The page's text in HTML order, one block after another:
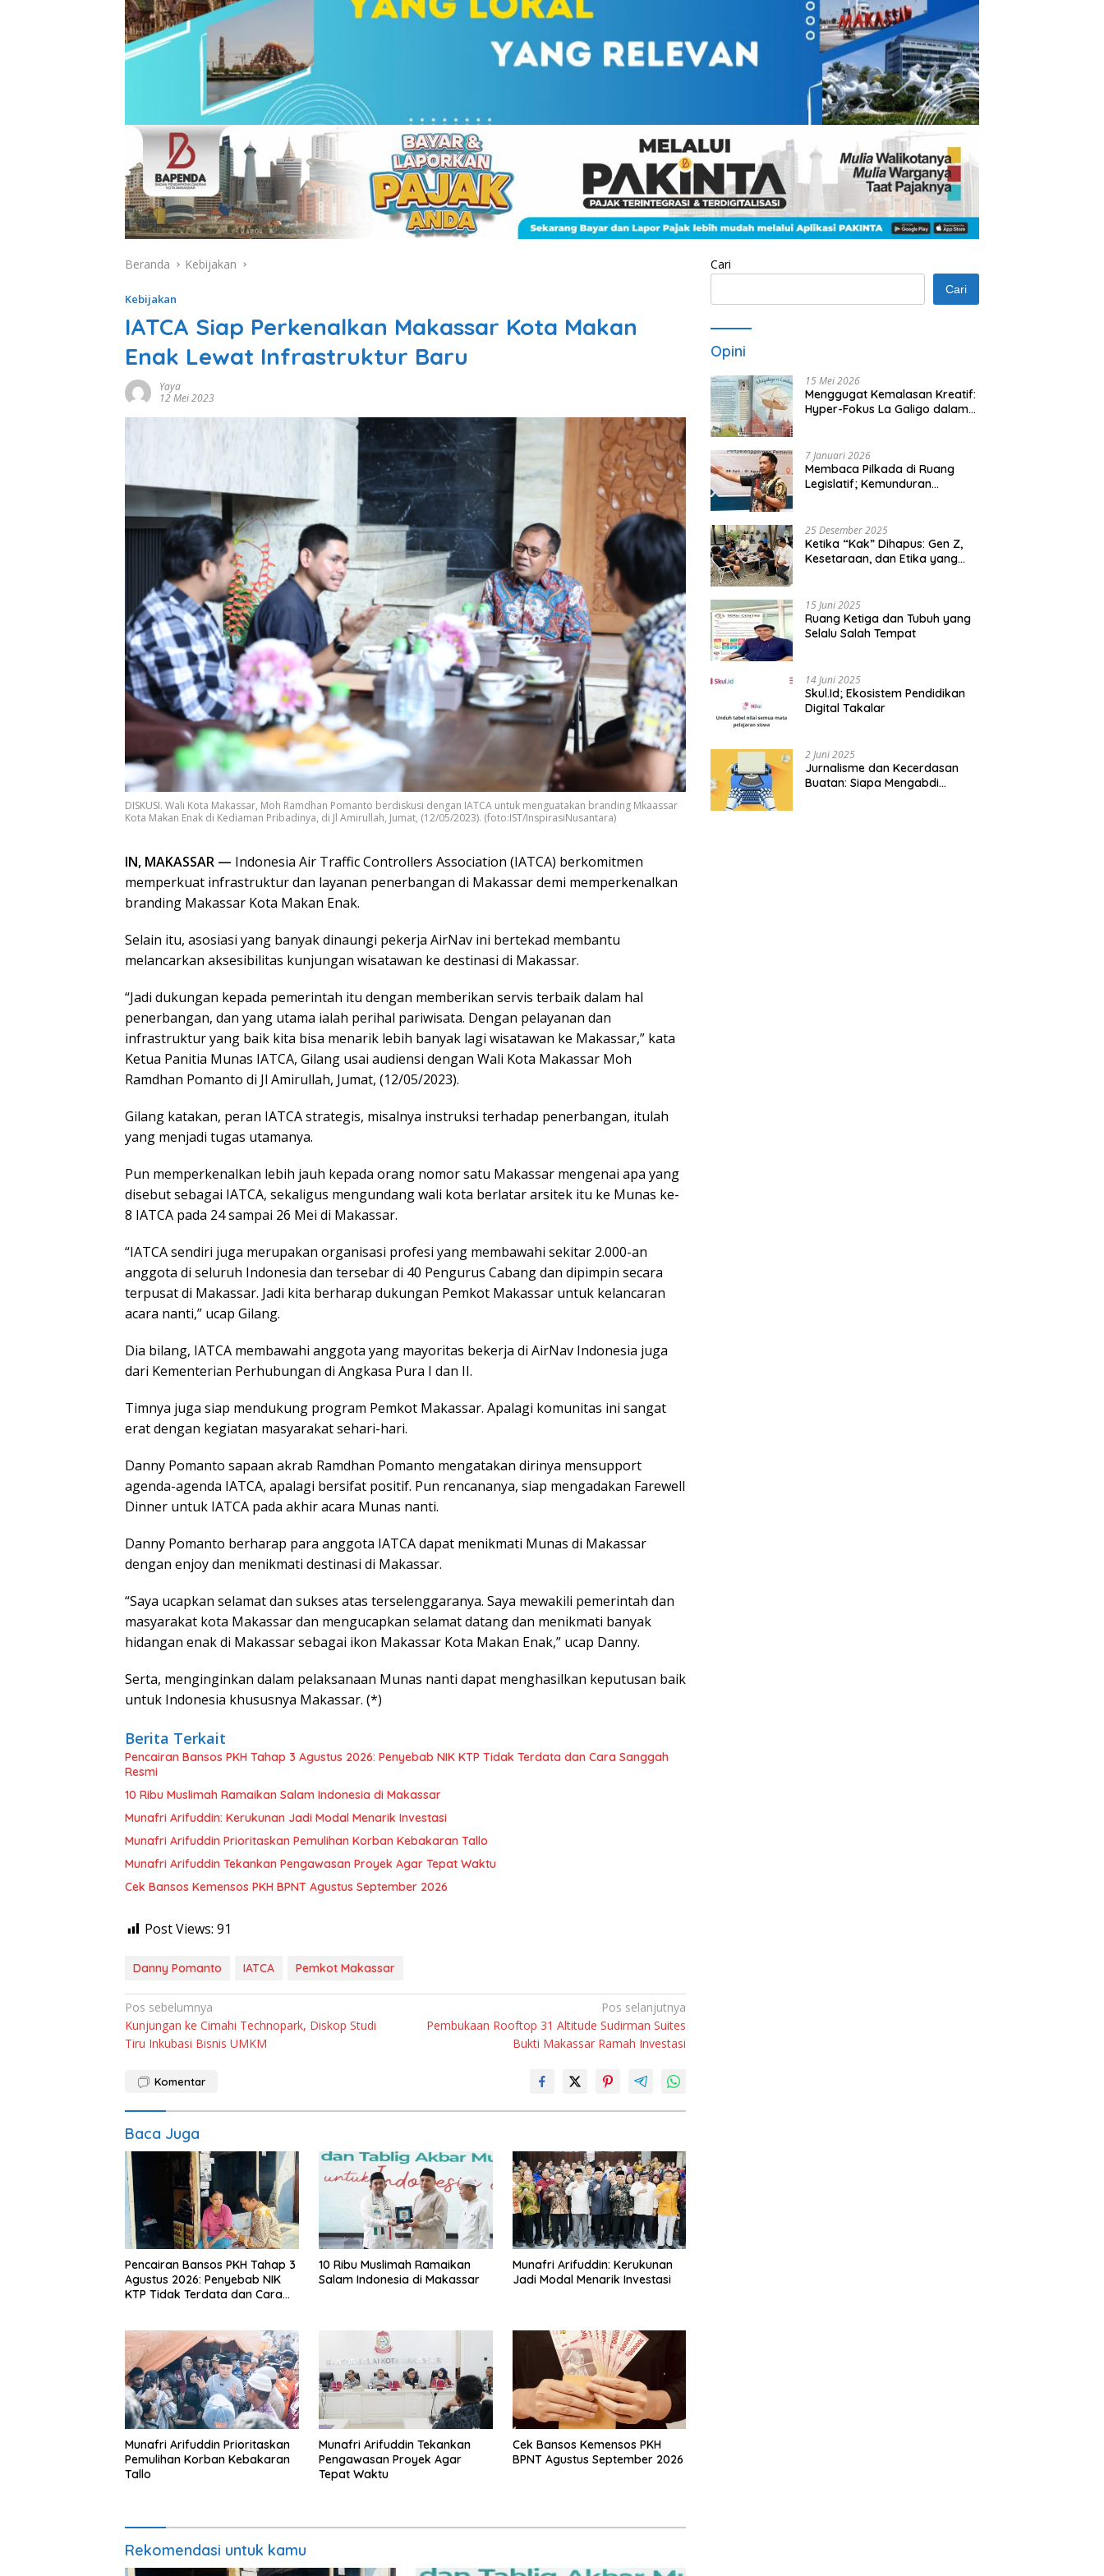
Beranda Kebijakan
Kebijakan
IATCA Siap Perkenalkan Makassar Kota Makan
Enak Lewat Infrastruktur Baru
Yaya
12 Mei 2023
DISKUSI. Wali Kota Makassar, Moh Ramdhan Pomanto berdiskusi dengan IATCA untuk menguatakan branding Mkaassar
Kota Makan Enak di Kediaman Pribadinya, di Jl Amirullah, Jumat, (12/05/2023). (foto:IST/InspirasiNusantara)
IN, MAKASSAR — Indonesia Air Traffic Controllers Association (IATCA) berkomitmen
memperkuat infrastruktur dan layanan penerbangan di Makassar demi memperkenalkan
branding Makassar Kota Makan Enak.
Selain itu, asosiasi yang banyak dinaungi pekerja AirNav ini bertekad membantu
melancarkan aksesibilitas kunjungan wisatawan ke destinasi di Makassar.
“Jadi dukungan kepada pemerintah itu dengan memberikan servis terbaik dalam hal
penerbangan, dan yang utama ialah perihal pariwisata. Dengan pelayanan dan
infrastruktur yang baik kita bisa menarik lebih banyak lagi wisatawan ke Makassar,” kata
Ketua Panitia Munas IATCA, Gilang usai audiensi dengan Wali Kota Makassar Moh
Ramdhan Pomanto di Jl Amirullah, Jumat, (12/05/2023).
Gilang katakan, peran IATCA strategis, misalnya instruksi terhadap penerbangan, itulah
yang menjadi tugas utamanya.
Pun memperkenalkan lebih jauh kepada orang nomor satu Makassar mengenai apa yang
disebut sebagai IATCA, sekaligus mengundang wali kota berlatar arsitek itu ke Munas ke-
8 IATCA pada 24 sampai 26 Mei di Makassar.
“IATCA sendiri juga merupakan organisasi profesi yang membawahi sekitar 2.000-an
anggota di seluruh Indonesia dan tersebar di 40 Pengurus Cabang dan dipimpin secara
terpusat di Makassar. Jadi kita berharap dukungan Pemkot Makassar untuk kelancaran
acara nanti,” ucap Gilang.
Dia bilang, IATCA membawahi anggota yang mayoritas bekerja di AirNav Indonesia juga
dari Kementerian Perhubungan di Angkasa Pura I dan II.
Timnya juga siap mendukung program Pemkot Makassar. Apalagi komunitas ini sangat
erat dengan kegiatan masyarakat sehari-hari.
Danny Pomanto sapaan akrab Ramdhan Pomanto mengatakan dirinya mensupport
agenda-agenda IATCA, apalagi bersifat positif. Pun rencananya, siap mengadakan Farewell
Dinner untuk IATCA pada akhir acara Munas nanti.
Danny Pomanto berharap para anggota IATCA dapat menikmati Munas di Makassar
dengan enjoy dan menikmati destinasi di Makassar.
“Saya ucapkan selamat dan sukses atas terselenggaranya. Saya mewakili pemerintah dan
masyarakat kota Makassar dan mengucapkan selamat datang dan menikmati banyak
hidangan enak di Makassar sebagai ikon Makassar Kota Makan Enak,” ucap Danny.
Serta, menginginkan dalam pelaksanaan Munas nanti dapat menghasilkan keputusan baik
untuk Indonesia khususnya Makassar. (*)
Berita Terkait
Pencairan Bansos PKH Tahap 3 Agustus 2026: Penyebab NIK KTP Tidak Terdata dan Cara Sanggah
Resmi
10 Ribu Muslimah Ramaikan Salam Indonesia di Makassar
Munafri Arifuddin: Kerukunan Jadi Modal Menarik Investasi
Munafri Arifuddin Prioritaskan Pemulihan Korban Kebakaran Tallo
Munafri Arifuddin Tekankan Pengawasan Proyek Agar Tepat Waktu
Cek Bansos Kemensos PKH BPNT Agustus September 2026
Post Views: 91
Danny Pomanto IATCA Pemkot Makassar
Navigasi
pos
Pos sebelumnya
Kunjungan ke Cimahi Technopark, Diskop Studi
Tiru Inkubasi Bisnis UMKM
Pos selanjutnya
Pembukaan Rooftop 31 Altitude Sudirman Suites
Bukti Makassar Ramah Investasi
Komentar
Baca Juga
Pencairan Bansos PKH Tahap 3
Agustus 2026: Penyebab NIK
KTP Tidak Terdata dan Cara
10 Ribu Muslimah Ramaikan
Salam Indonesia di Makassar
Munafri Arifuddin: Kerukunan
Jadi Modal Menarik Investasi
Munafri Arifuddin Prioritaskan
Pemulihan Korban Kebakaran
Tallo
Munafri Arifuddin Tekankan
Pengawasan Proyek Agar
Tepat Waktu
Cek Bansos Kemensos PKH
BPNT Agustus September 2026
Rekomendasi untuk kamu
Cari
Cari
Opini
15 Mei 2026
Menggugat Kemalasan Kreatif:
Hyper-Fokus La Galigo dalam
7 Januari 2026
Membaca Pilkada di Ruang
Legislatif; Kemunduran
25 Desember 2025
Ketika “Kak” Dihapus: Gen Z,
Kesetaraan, dan Etika yang
15 Juni 2025
Ruang Ketiga dan Tubuh yang
Selalu Salah Tempat
14 Juni 2025
Skul.Id; Ekosistem Pendidikan
Digital Takalar
2 Juni 2025
Jurnalisme dan Kecerdasan
Buatan: Siapa Mengabdi